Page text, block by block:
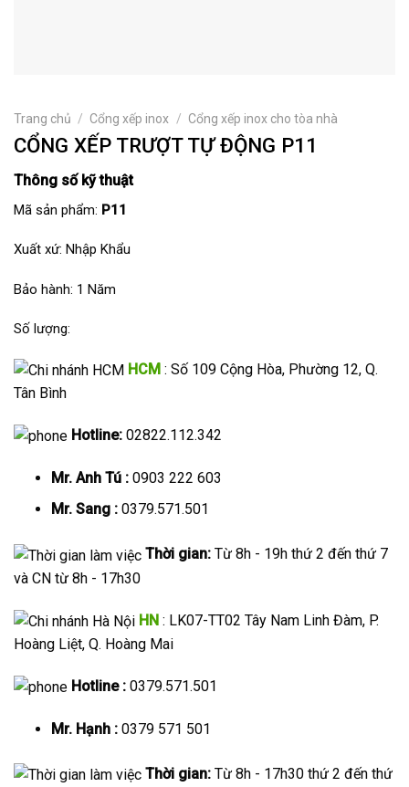
Trang chủ / Cổng xếp inox / Cổng xếp inox cho tòa nhà
CỔNG XẾP TRƯỢT TỰ ĐỘNG P11
Thông số kỹ thuật
Mã sản phẩm: P11
Xuất xứ: Nhập Khẩu
Bảo hành: 1 Năm
Số lượng:
HCM : Số 109 Cộng Hòa, Phường 12, Q.
Tân Bình
Hotline: 02822.112.342
Mr. Anh Tú :0903 222 603
Mr. Sang :0379.571.501
Thời gian: Từ 8h - 19h thứ 2 đến thứ 7
và CN từ 8h - 17h30
HN : LK07-TT02 Tây Nam Linh Đàm, P.
Hoàng Liệt, Q. Hoàng Mai
Hotline : 0379.571.501
Mr. Hạnh :0379 571 501
Thời gian: Từ 8h - 17h30 thứ 2 đến thứ